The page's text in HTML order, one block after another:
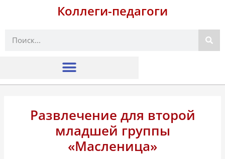
Коллеги-педагоги
Поиск
Развлечение для второй
младшей группы
«Масленица»